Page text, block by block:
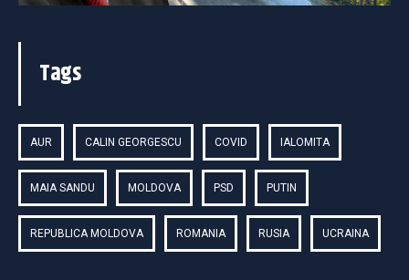
Tags
AUR CALIN GEORGESCU COVID IALOMITA
MAIA SANDU MOLDOVA PSD PUTIN
REPUBLICA MOLDOVA ROMANIA RUSIA UCRAINA